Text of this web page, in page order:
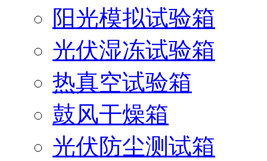
阳光模拟试验箱
光伏湿冻试验箱
热真空试验箱
鼓风干燥箱
光伏防尘测试箱